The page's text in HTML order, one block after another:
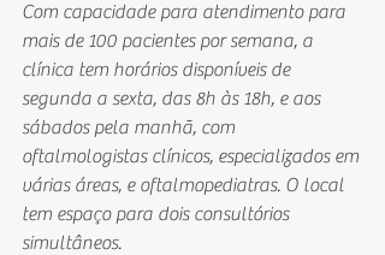
Com capacidade para atendimento para
mais de 100 pacientes por semana, a
clínica tem horários disponíveis de
segunda a sexta, das 8h às 18h, e aos
sábados pela manhã, com
oftalmologistas clínicos, especializados em
várias áreas, e oftalmopediatras. O local
tem espaço para dois consultórios
simultâneos.